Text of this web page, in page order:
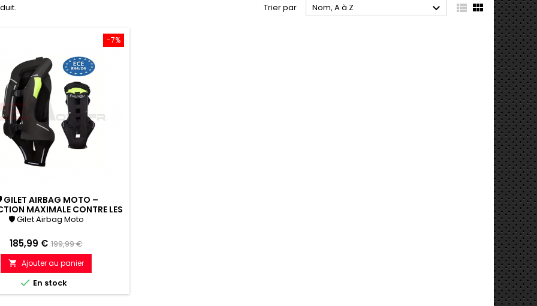
Trier par Nom, A à Z   
-7%
GILET AIRBAG MOTO –
MAXIMALE CONTRE LES
CHUTES ET CHOCS
🛡 Gilet Airbag Moto
Prix
185,99 € Prix
de
référence
199,99 €
 Ajouter au panier
 En stock